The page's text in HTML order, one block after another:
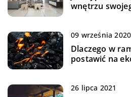
wnętrzu
09 września 2020
Dlaczego w
postawić na
26 lipca 2021